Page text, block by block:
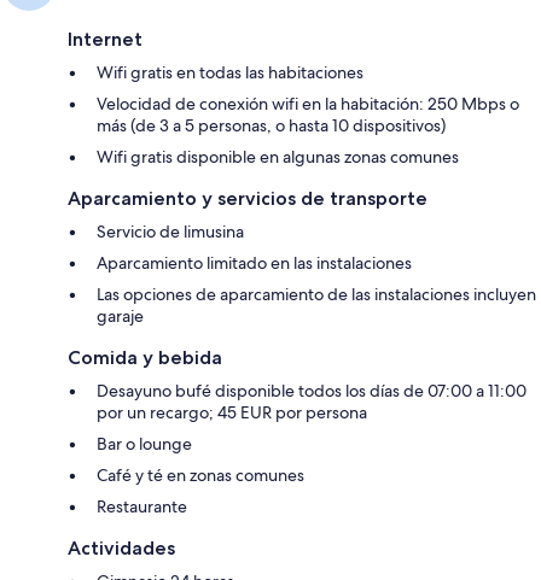
Internet
Wifi gratis en todas las habitaciones
Velocidad de conexión wifi en la habitación: 250 Mbps o
más (de 3 a 5 personas, o hasta 10 dispositivos)
Wifi gratis disponible en algunas zonas comunes
Aparcamiento y servicios de transporte
Servicio de limusina
Aparcamiento limitado en las instalaciones
Las opciones de aparcamiento de las instalaciones incluyen
garaje
Comida y bebida
Desayuno bufé disponible todos los días de 07:00 a 11:00
por un recargo; 45 EUR por persona
Bar o lounge
Café y té en zonas comunes
Restaurante
Actividades